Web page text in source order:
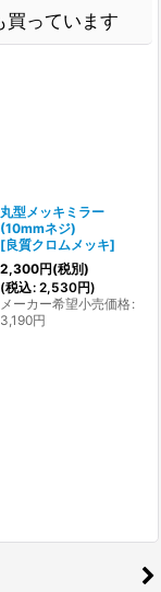
買っています
丸型メッキミラー
(10mmネジ)
[良質クロムメッキ]
2,300円(税別)
(税込: 2,530円)
メーカー希望小売価格:
3,190円